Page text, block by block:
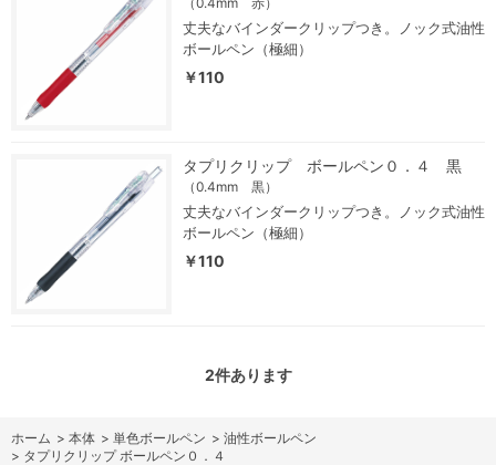
丈夫なバインダークリップつき。ノック式油性
ボールペン（極細）
￥110
タプリクリップ ボールペン０．４ 黒
（0.4mm 黒）
丈夫なバインダークリップつき。ノック式油性
ボールペン（極細）
￥110
2件あります
ホーム > 本体 > 単色ボールペン > 油性ボールペン
> タプリクリップ ボールペン０．４